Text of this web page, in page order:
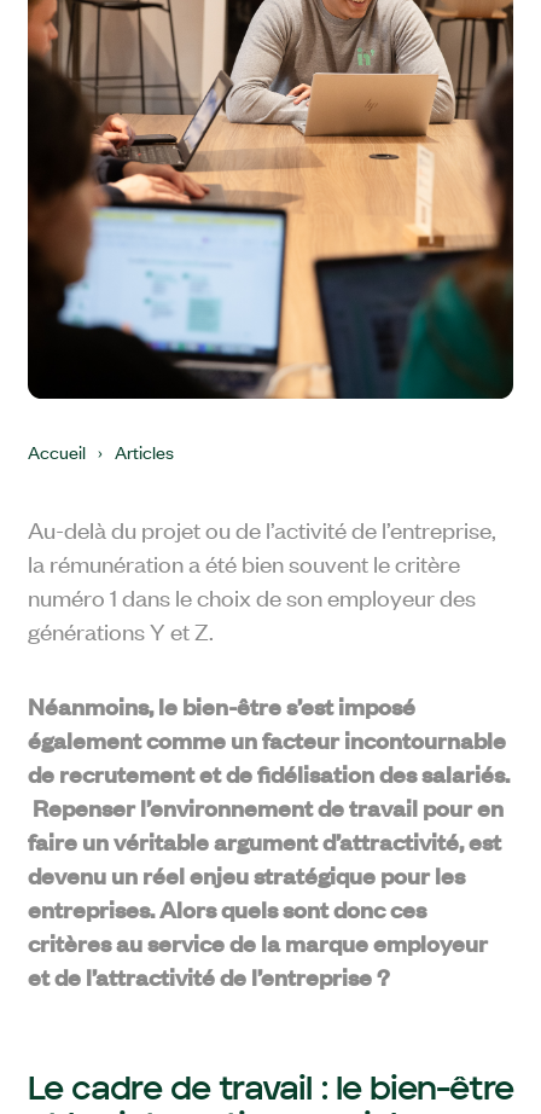
Accueil › Articles
Au-delà du projet ou de l’activité de l’entreprise,
la rémunération a été bien souvent le critère
numéro 1 dans le choix de son employeur des
générations Y et Z.
Néanmoins, le bien-être s’est imposé
également comme un facteur incontournable
de recrutement et de fidélisation des salariés.
Repenser l’environnement de travail pour en
faire un véritable argument d’attractivité, est
devenu un réel enjeu stratégique pour les
entreprises. Alors quels sont donc ces
critères au service de la marque employeur
et de l’attractivité de l’entreprise ?
Le cadre de travail : le bien-être